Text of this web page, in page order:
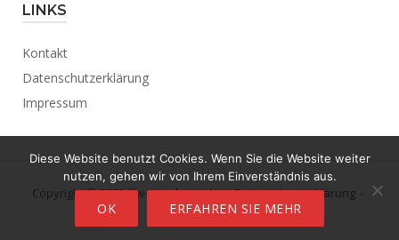
LINKS
Kontakt
Datenschutzerklärung
Impressum
Copyright © 2023 ffw-viernheim.de.
Datenschutzerklärung
Theme byPuro
Diese Website benutzt Cookies. Wenn Sie die Website weiter
nutzen, gehen wir von Ihrem Einverständnis aus.
OK ERFAHREN SIE MEHR